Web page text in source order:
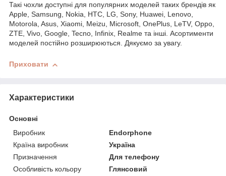
Такі чохли доступні для популярних моделей таких брендів як
Apple, Samsung, Nokia, HTC, LG, Sony, Huawei, Lenovo,
Motorola, Asus, Xiaomi, Meizu, Microsoft, OnePlus, LeTV, Oppo,
ZTE, Vivo, Google, Tecno, Infinix, Realme та інші. Асортименти
моделей постійно розширюються. Дякуємо за увагу.
Приховати
Характеристики
Основні
Виробник
Endorphone
Країна виробник
Україна
Призначення
Для телефону
Особливість кольору
Глянсовий